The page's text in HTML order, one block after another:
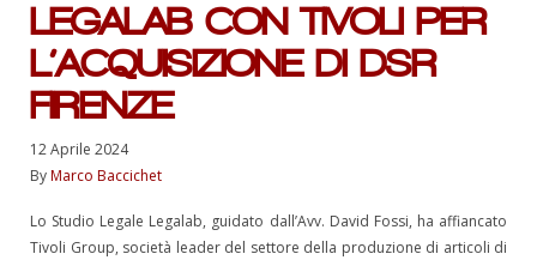
LEGALAB CON TIVOLI PER
L’ACQUISIZIONE DI DSR
FIRENZE
12 Aprile 2024
ByMarco Baccichet
Lo Studio Legale Legalab, guidato dall’Avv. David Fossi, ha affiancato
Tivoli Group, società leader del settore della produzione di articoli di